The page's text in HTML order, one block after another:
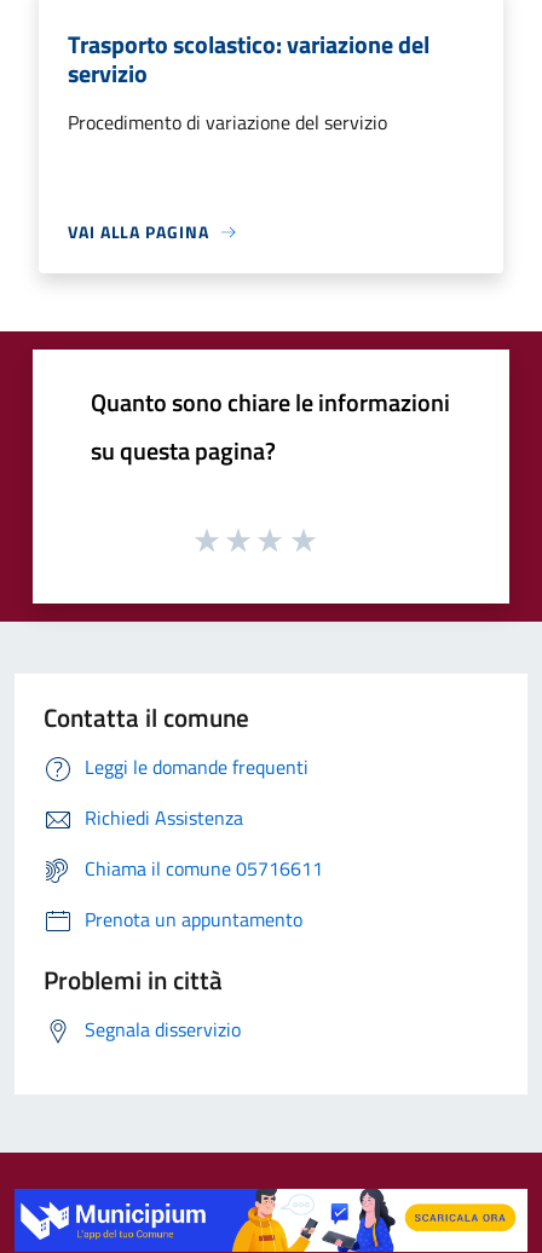
Trasporto scolastico: variazione del
servizio
Procedimento di variazione del servizio
VAI ALLA PAGINA
Quanto sono chiare le informazioni
su questa pagina?
Contatta il comune
Leggi le domande frequenti
Richiedi Assistenza
Chiama il comune 05716611
Prenota un appuntamento
Problemi in città
Segnala disservizio